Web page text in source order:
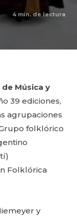
4 min. de lectura
Música y
39 ediciones,
agrupaciones
folklórico
Folklórica
y